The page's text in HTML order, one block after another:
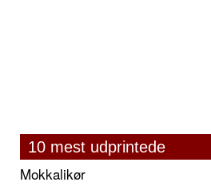
10 mest udprintede
Mokkalikør